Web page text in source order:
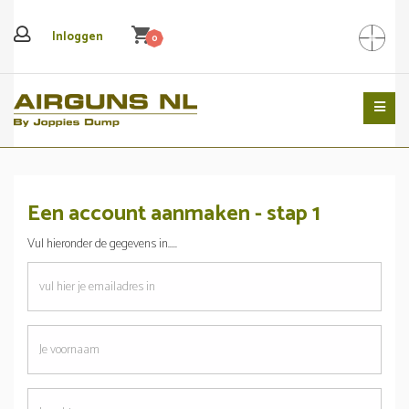
Inloggen shopping_cart0 Search
Een account aanmaken - stap 1
Vul hieronder de gegevens in.....
emailadres
Je
voornaam
Je